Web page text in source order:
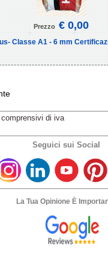
Prezzo € 0,00
Classe A1 - 6 mm
di iva
Seguici sui Social
La Tua Opinione È